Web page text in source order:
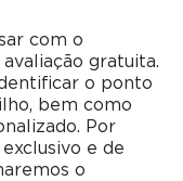
com o
gratuita.
o ponto
bem como
Por
e de
o